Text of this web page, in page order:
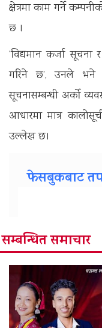
क्षेत्रमा काम गर्ने
छ ।
‘विद्यमान कर्जा सूचना
गरिने छ’, उनले भने
सूचनासम्बन्धी अर्को
आधारमा मात्र
उल्लेख छ।
फेसबुकबाट
सम्बन्धित समाचार